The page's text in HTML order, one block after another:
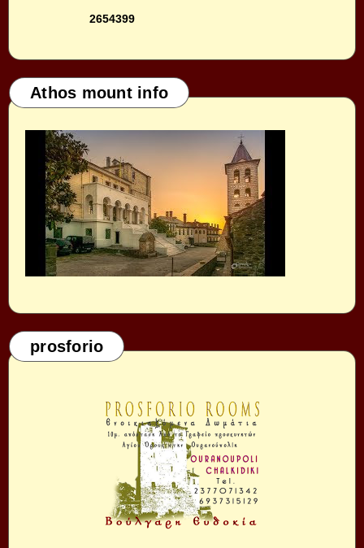
2654399
Athos mount info
prosforio